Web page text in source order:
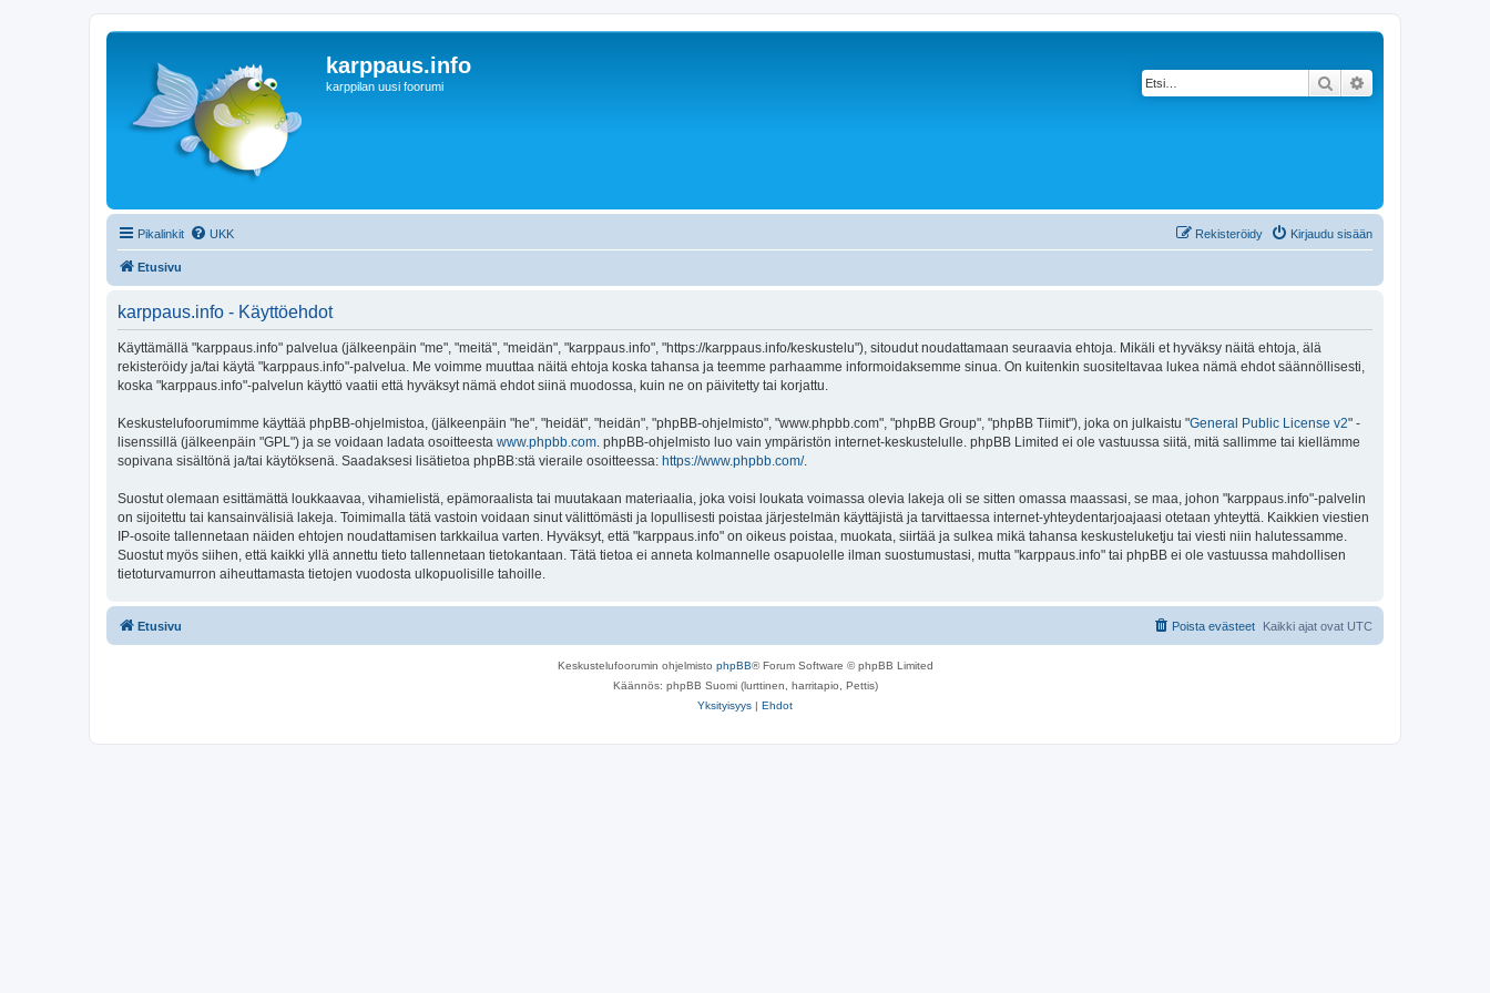
karppaus.info
karppilan uusi foorumi Etsi
Pikalinkit UKK Kirjaudu sisään
Rekisteröidy
Etusivu
karppaus.info - Käyttöehdot
Käyttämällä "karppaus.info" palvelua (jälkeenpäin "me", "meitä", "meidän", "karppaus.info", "https://karppaus.info/keskustelu"), sitoudut noudattamaan seuraavia ehtoja. Mikäli et hyväksy näitä ehtoja, älä
rekisteröidy ja/tai käytä "karppaus.info"-palvelua. Me voimme muuttaa näitä ehtoja koska tahansa ja teemme parhaamme informoidaksemme sinua. On kuitenkin suositeltavaa lukea nämä ehdot säännöllisesti,
koska "karppaus.info"-palvelun käyttö vaatii että hyväksyt nämä ehdot siinä muodossa, kuin ne on päivitetty tai korjattu.
Keskustelufoorumimme käyttää phpBB-ohjelmistoa, (jälkeenpäin "he", "heidät", "heidän", "phpBB-ohjelmisto", "www.phpbb.com", "phpBB Group", "phpBB Tiimit"), joka on julkaistu "General Public License v2" -
lisenssillä (jälkeenpäin "GPL") ja se voidaan ladata osoitteesta www.phpbb.com. phpBB-ohjelmisto luo vain ympäristön internet-keskustelulle. phpBB Limited ei ole vastuussa siitä, mitä sallimme tai kiellämme
sopivana sisältönä ja/tai käytöksenä. Saadaksesi lisätietoa phpBB:stä vieraile osoitteessa: https://www.phpbb.com/.
Suostut olemaan esittämättä loukkaavaa, vihamielistä, epämoraalista tai muutakaan materiaalia, joka voisi loukata voimassa olevia lakeja oli se sitten omassa maassasi, se maa, johon "karppaus.info"-palvelin
on sijoitettu tai kansainvälisiä lakeja. Toimimalla tätä vastoin voidaan sinut välittömästi ja lopullisesti poistaa järjestelmän käyttäjistä ja tarvittaessa internet-yhteydentarjoajaasi otetaan yhteyttä. Kaikkien viestien
IP-osoite tallennetaan näiden ehtojen noudattamisen tarkkailua varten. Hyväksyt, että "karppaus.info" on oikeus poistaa, muokata, siirtää ja sulkea mikä tahansa keskusteluketju tai viesti niin halutessamme.
Suostut myös siihen, että kaikki yllä annettu tieto tallennetaan tietokantaan. Tätä tietoa ei anneta kolmannelle osapuolelle ilman suostumustasi, mutta "karppaus.info" tai phpBB ei ole vastuussa mahdollisen
tietoturvamurron aiheuttamasta tietojen vuodosta ulkopuolisille tahoille.
Etusivu Kaikki ajat ovat UTC
Poista evästeet
Keskustelufoorumin ohjelmisto phpBB® Forum Software © phpBB Limited
Käännös: phpBB Suomi (lurttinen, harritapio, Pettis)
Yksityisyys | Ehdot